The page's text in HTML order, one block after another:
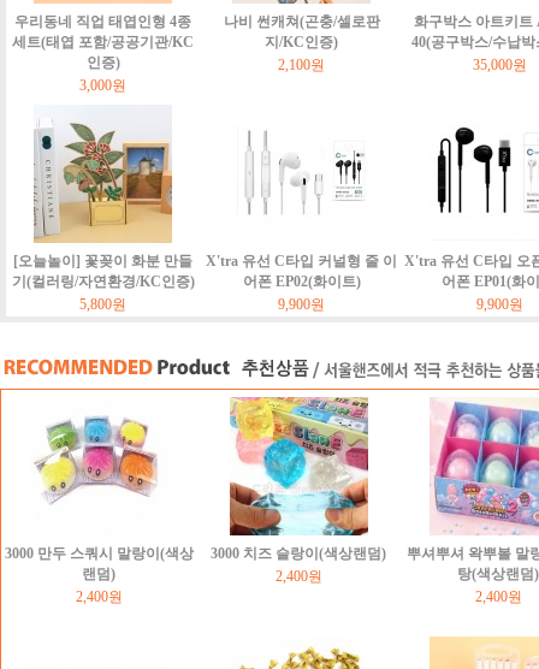
우리동네 직업 태엽인형 4종
세트(태엽 포함/공공기관/KC
인증)
3,000원
나비 썬캐쳐(곤충/셀로판
지/KC인증)
2,100원
화구박스 아트키
40(공구박스/수납
35,000원
[오늘놀이] 꽃꽂이 화분 만들
기(컬러링/자연환경/KC인증)
5,800원
X'tra 유선 C타입 커널형 줄 이
어폰 EP02(화이트)
9,900원
X'tra 유선 C타입 오
어폰 EP01(화
9,900원
3000 만두 스쿼시 말랑이(색상
랜덤)
2,400원
3000 치즈 슬랑이(색상랜덤)
2,400원
뿌셔뿌셔 왁뿌볼 말
탕(색상랜덤)
2,400원